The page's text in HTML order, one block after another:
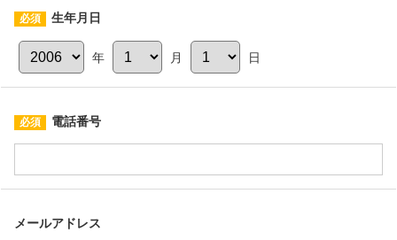
生年月日
年 月 日
電話番号
メールアドレス